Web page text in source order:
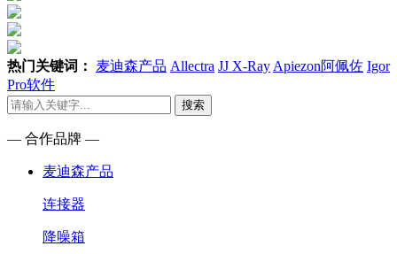
热门关键词： 麦迪森产品 Allectra JJ X-Ray Apiezon阿佩佐 Igor
Pro软件
搜索
— 合作品牌 —
麦迪森产品
连接器
降噪箱